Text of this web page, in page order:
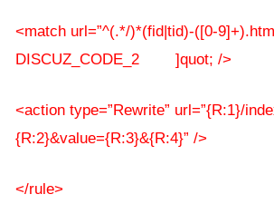
<match url=”^(.*/)*(fid|tid)-([0-
DISCUZ_CODE_2 ]quot; />
<action type=”Rewrite” url=”{R:1}/
{R:2}&value={R:3}&{R:4}” />
</rule>